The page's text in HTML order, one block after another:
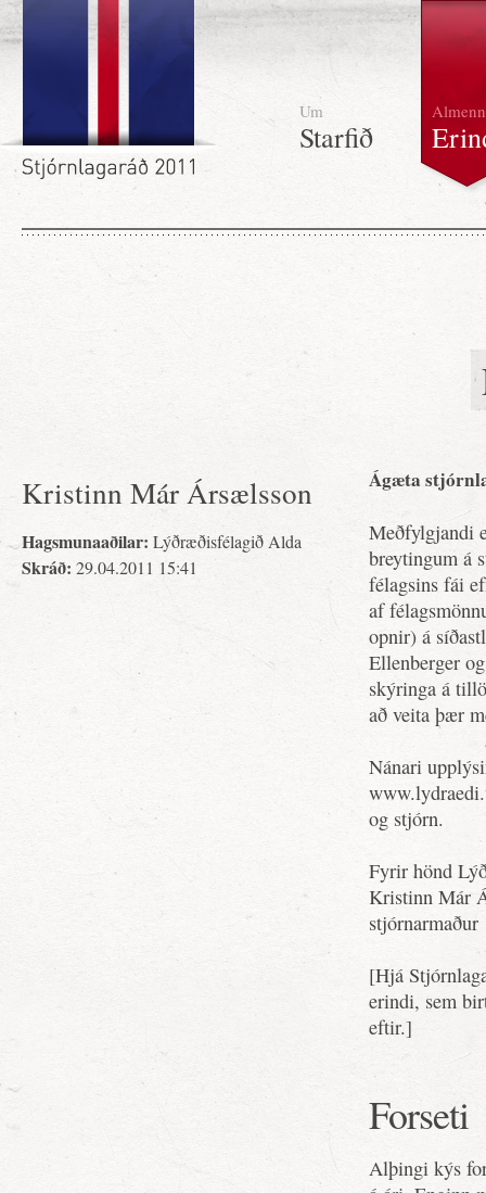
Um
Starfið
Almenn
Kristinn Már Ársælsson
Hagsmunaaðilar: Lýðræðisfélagið Alda
Skráð: 29.04.2011 15:41
Ágæta
Meðfylgjandi
breytingum á
félagsins fái
af
opnir) á
Ellenberger
skýringa á
að veita þær
Nánari
og stjórn.
Fyrir hönd
Kristinn Már
stjórnarmaður
[Hjá
erindi, sem
eftir.]
Forseti
Alþingi kýs